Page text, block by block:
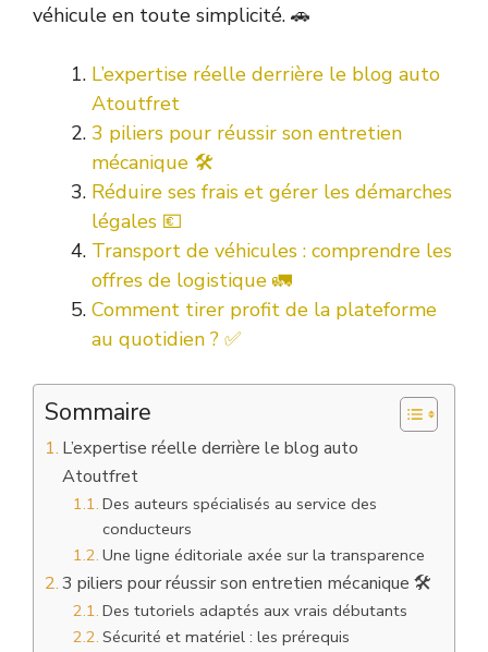
véhicule en toute simplicité. 🚗
L’expertise réelle derrière le blog auto
Atoutfret
3 piliers pour réussir son entretien
mécanique 🛠️
Réduire ses frais et gérer les démarches
légales 💶
Transport de véhicules : comprendre les
offres de logistique 🚛
Comment tirer profit de la plateforme
au quotidien ? ✅
Sommaire
L’expertise réelle derrière le blog auto
Atoutfret
Des auteurs spécialisés au service des
conducteurs
Une ligne éditoriale axée sur la transparence
3 piliers pour réussir son entretien mécanique 🛠️
Des tutoriels adaptés aux vrais débutants
Sécurité et matériel : les prérequis